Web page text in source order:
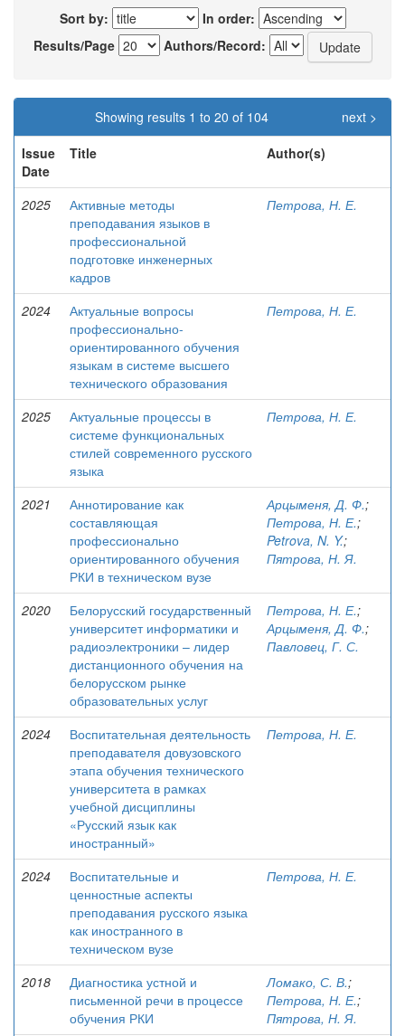
Sort by:
In order:
Results/Page
Authors/Record:
Showing results 1 to 20 of 104
next >
Issue
Date
Title Author(s)
2025
Активные методы
преподавания языков в
профессиональной
подготовке инженерных
кадров
Петрова, Н. Е.
2024
Актуальные вопросы
профессионально-
ориентированного обучения
языкам в системе высшего
технического образования
Петрова, Н. Е.
2025
Актуальные процессы в
системе функциональных
стилей современного русского
языка
Петрова, Н. Е.
2021
Аннотирование как
составляющая
профессионально
ориентированного обучения
РКИ в техническом вузе
Арцыменя, Д. Ф.;
Петрова, Н. Е.;
Petrova, N. Y.;
Пятрова, Н. Я.
2020
Белорусский государственный
университет информатики и
радиоэлектроники – лидер
дистанционного обучения на
белорусском рынке
образовательных услуг
Петрова, Н. Е.;
Арцыменя, Д. Ф.;
Павловец, Г. С.
2024
Воспитательная деятельность
преподавателя довузовского
этапа обучения технического
университета в рамках
учебной дисциплины
«Русский язык как
иностранный»
Петрова, Н. Е.
2024
Воспитательные и
ценностные аспекты
преподавания русского языка
как иностранного в
техническом вузе
Петрова, Н. Е.
2018
Диагностика устной и
письменной речи в процессе
обучения РКИ
Ломако, С. В.;
Петрова, Н. Е.;
Пятрова, Н. Я.